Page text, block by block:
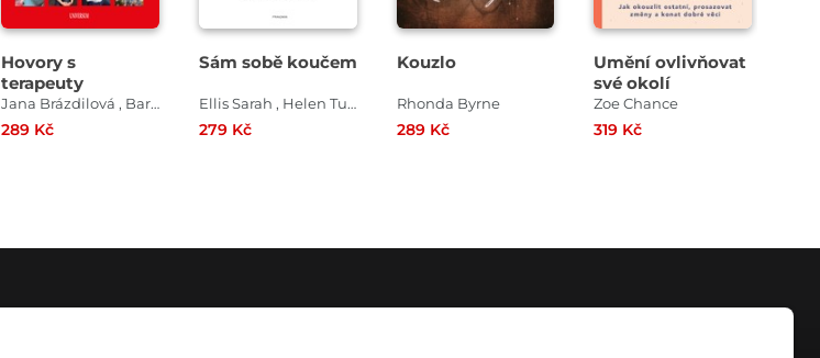
Hovory s
terapeuty
Jana Brázdilová , Barbara Nesvadbová , Pavlína Saudková
289 Kč
Sám sobě koučem
Ellis Sarah , Helen Tupper
279 Kč
Kouzlo
Rhonda Byrne
289 Kč
Umění ovlivňovat
své okolí
Zoe Chance
319 Kč